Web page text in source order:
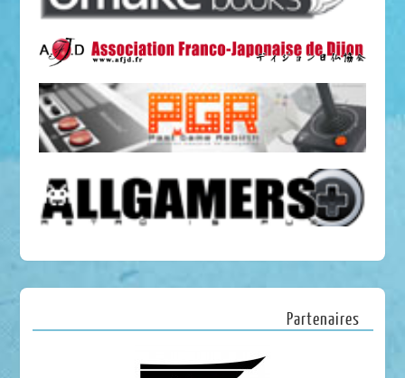
Partenaires